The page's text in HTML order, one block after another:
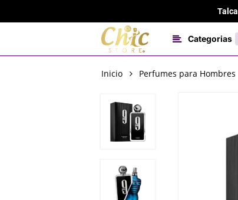
to
content
Categorias
Inicio Perfumes para Hombres